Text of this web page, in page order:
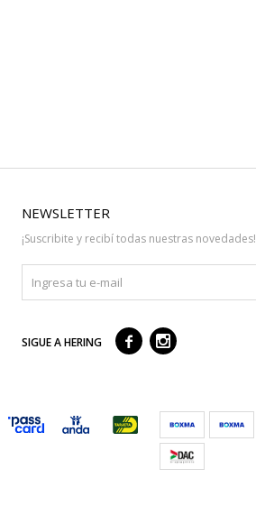
NEWSLETTER
¡Suscribite y recibí todas nuestras novedades!
SIGUE A HERING  